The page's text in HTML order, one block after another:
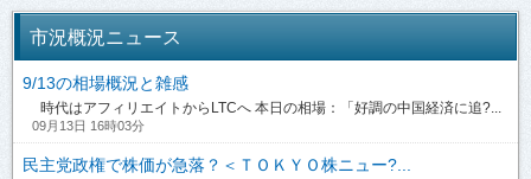
市況概況ニュース
9/13の相場概況と雑感
時代はアフィリエイトからLTCへ 本日の相場：「好調の中国経済に追?...
09月13日 16時03分
民主党政権で株価が急落？＜ＴＯＫＹＯ株ニュー?...